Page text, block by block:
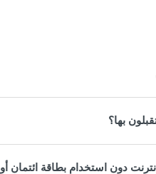
بها؟
دون استخدام بطاقة ائتمان